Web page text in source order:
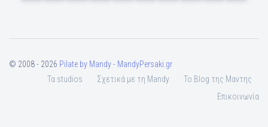
© 2008 - 2026 Pilate by Mandy - MandyPersaki.gr
Τα studios
Σχετικά με τη Mandy
To Blog της Μαντης
Επικοινωνία